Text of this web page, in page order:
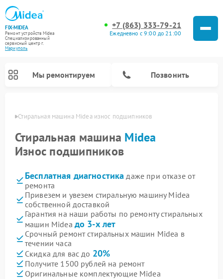
FIX-MIDEA
Ремонт устройств Midea
Специализированный
cервисный центр г.
Мариуполь
+7 (863) 333-79-21
Ежедневно с 9:00 до 21:00
Мы ремонтируем Позвонить
Стиральная машина Midea износ подшипников
Стиральная машина Midea
Износ подшипников
Бесплатная диагностика даже при отказе от
ремонта
Привезем и увезем стиральную машину Midea
собственной доставкой
Гарантия на наши работы по ремонту стиральных
машин Midea до 3-х лет
Срочный ремонт стиральных машин Midea в
течении часа
Скидка для вас до 20%
Получите 1500 рублей на ремонт
Оригинальные комплектующие Midea